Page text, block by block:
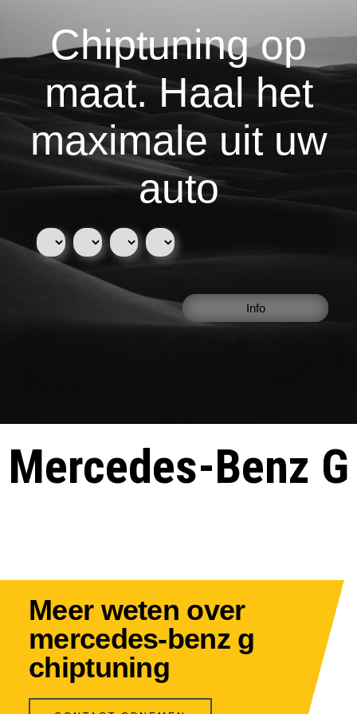
Chiptuning op
maat. Haal het
maximale uit uw
auto
Info
Mercedes-Benz G
Meer weten over
mercedes-benz g
chiptuning